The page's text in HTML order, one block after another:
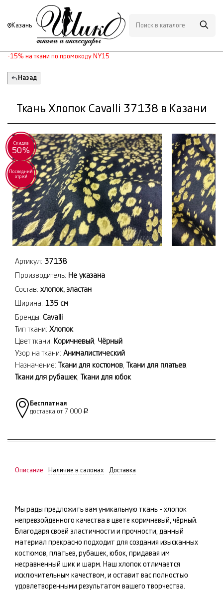
Казань
-15% на ткани по промокоду NY15
Назад
Ткань Хлопок Cavalli 37138 в Казани
Скидка
50%
Последний
отрез!
Артикул: 37138
Производитель: Не указана
Состав: хлопок, эластан
Ширина: 135 см
Бренды: Cavalli
Тип ткани: Хлопок
Цвет ткани: Коричневый Чёрный
Узор на ткани: Анималистический
Назначение: Ткани для костюмов Ткани для платьев
Ткани для рубашек Ткани для юбок
Бесплатная
доставка от 7 000 Р
Описание Наличие в салонах Доставка
Мы рады предложить вам уникальную ткань - хлопок
непревзойденного качества в цвете коричневый, чёрный.
Благодаря своей эластичности и прочности, данный
материал прекрасно подходит для создания изысканных
костюмов, платьев, рубашек, юбок, придавая им
несравненный шик и шарм. Наш хлопок отличается
исключительным качеством, и оставит вас полностью
удовлетворенными результатом вашего творчества.